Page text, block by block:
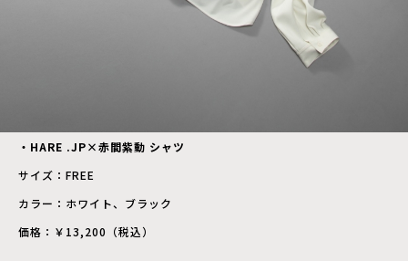
・HARE .JP×赤間紫動 シャツ
サイズ：FREE
カラー：ホワイト、ブラック
価格：￥13,200（税込）